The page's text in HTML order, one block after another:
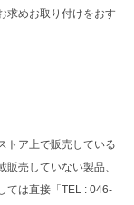
求めお取り付けをおす
トア上で販売している
売していない製品、
ては直接「TEL : 046-